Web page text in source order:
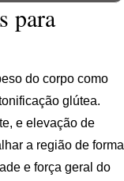
para
do corpo como
glútea.
e elevação de
a região de forma
e força geral do